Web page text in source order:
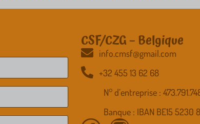
CSF/CZG – Belgique
info.cmsf@gmail.com
+32 455 13 62 68
N° d’entreprise :
Banque : IBAN BE15 5230